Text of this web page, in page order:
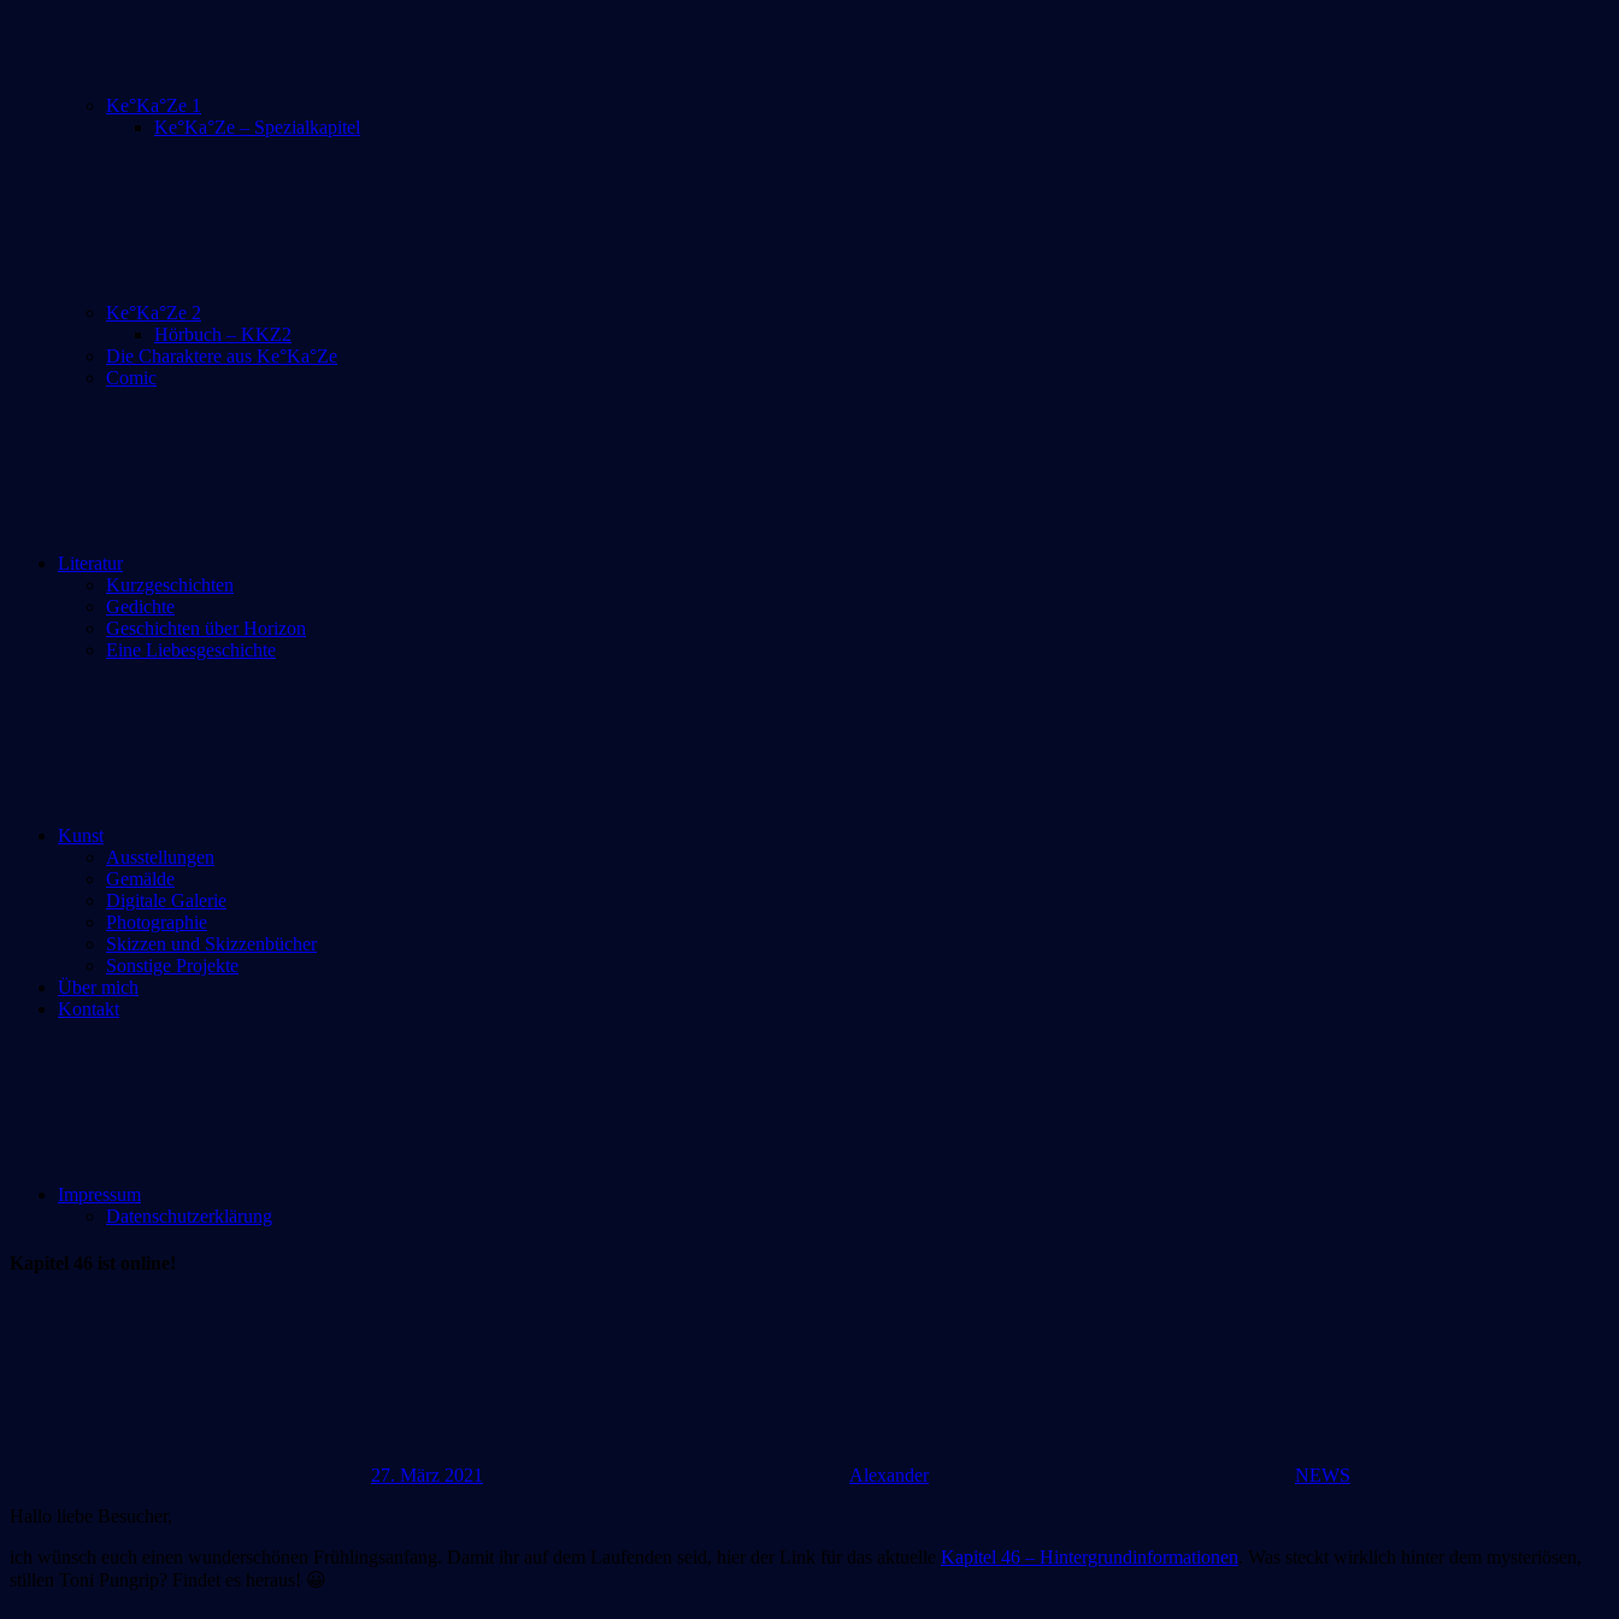
Ke°Ka°Ze 1
Ke°Ka°Ze – Spezialkapitel
Ke°Ka°Ze 2
Hörbuch – KKZ2
Die Charaktere aus Ke°Ka°Ze
Comic
Literatur
Kurzgeschichten
Gedichte
Geschichten über Horizon
Eine Liebesgeschichte
Kunst
Ausstellungen
Gemälde
Digitale Galerie
Photographie
Skizzen und Skizzenbücher
Sonstige Projekte
Über mich
Kontakt
Impressum
Datenschutzerklärung
Kapitel 46 ist online!
27. März 2021 Alexander
NEWS
Hallo liebe Besucher,
ich wünsch euch einen wunderschönen Frühlingsanfang. Damit ihr auf dem Laufenden seid, hier der Link für das aktuelle Kapitel 46 – Hintergrundinformationen. Was steckt wirklich hinter dem mysteriösen,
stillen Toni Pungrip? Findet es heraus! 😀